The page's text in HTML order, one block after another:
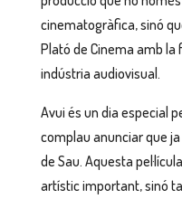
cinematogràfica, sinó
Plató de Cinema amb
indústria audiovisual.
Avui és un dia especial
complau anunciar que
de Sau. Aquesta
artístic important, sinó